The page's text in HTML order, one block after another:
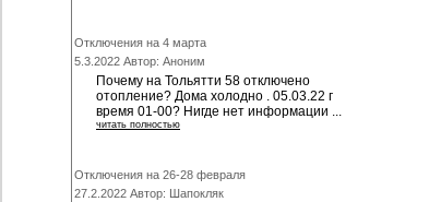
Отключения на 4 марта
5.3.2022 Автор: Аноним
Почему на Тольятти 58 отключено
отопление? Дома холодно . 05.03.22 г
время 01-00? Нигде нет информации ...
читать полностью
Отключения на 26-28 февраля
27.2.2022 Автор: Шапокляк